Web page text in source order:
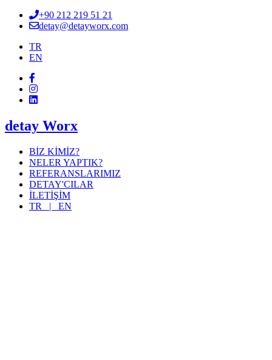
+90 212 219 51 21
detay@detayworx.com
TR
EN
detay Worx
BİZ KİMİZ?
NELER YAPTIK?
REFERANSLARIMIZ
DETAY'CILAR
İLETİŞİM
TR | EN